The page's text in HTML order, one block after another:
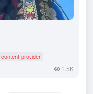
content-provider
1.5K